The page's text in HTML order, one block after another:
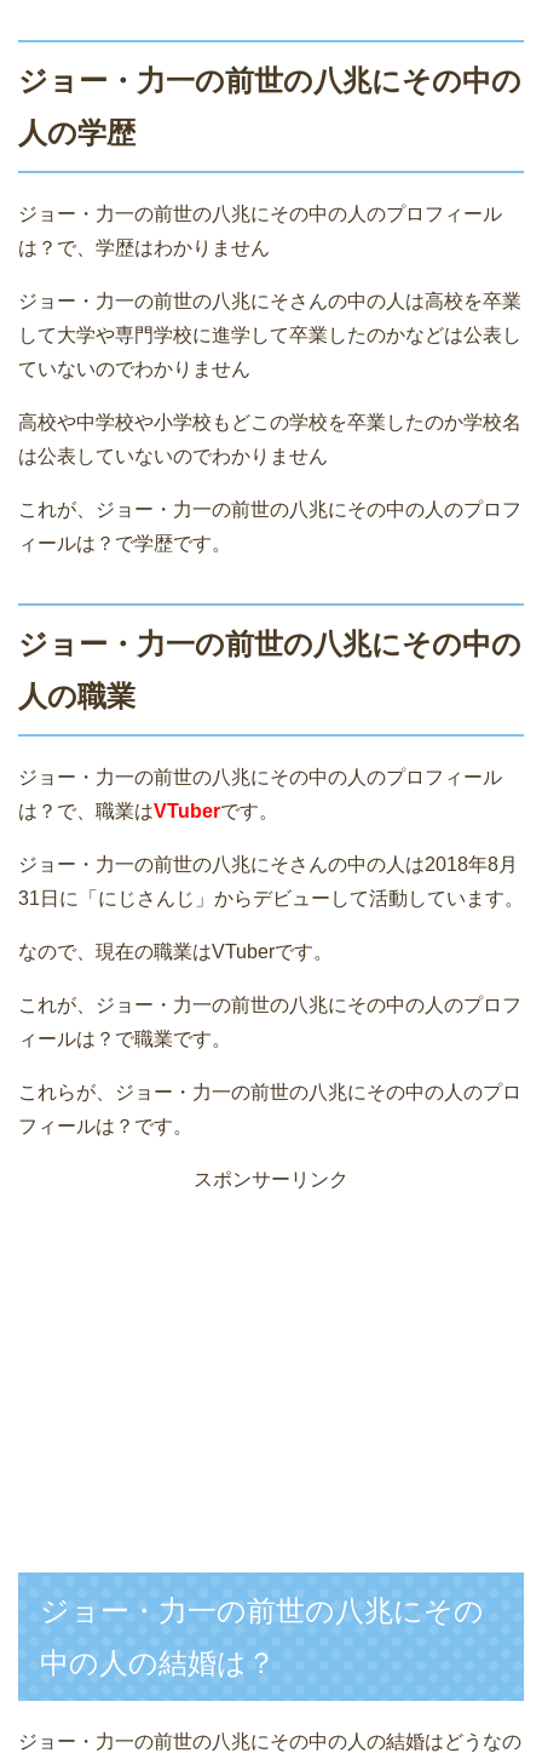
ジョー・力一の前世の八兆にその中の
人の学歴
ジョー・力一の前世の八兆にその中の人のプロフィール
は？で、学歴はわかりません
ジョー・力一の前世の八兆にそさんの中の人は高校を卒業
して大学や専門学校に進学して卒業したのかなどは公表し
ていないのでわかりません
高校や中学校や小学校もどこの学校を卒業したのか学校名
は公表していないのでわかりません
これが、ジョー・力一の前世の八兆にその中の人のプロフ
ィールは？で学歴です。
ジョー・力一の前世の八兆にその中の
人の職業
ジョー・力一の前世の八兆にその中の人のプロフィール
は？で、職業はVTuberです。
ジョー・力一の前世の八兆にそさんの中の人は2018年8月
31日に「にじさんじ」からデビューして活動しています。
なので、現在の職業はVTuberです。
これが、ジョー・力一の前世の八兆にその中の人のプロフ
ィールは？で職業です。
これらが、ジョー・力一の前世の八兆にその中の人のプロ
フィールは？です。
スポンサーリンク
ジョー・力一の前世の八兆にその
中の人の結婚は？
ジョー・力一の前世の八兆にその中の人の結婚はどうなの